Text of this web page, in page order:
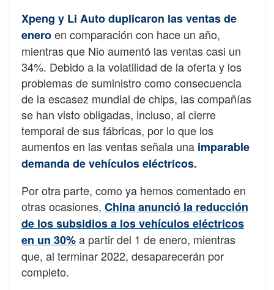
Xpeng y Li Auto duplicaron las ventas de
eneroen comparación con hace un año,
mientras que Nio aumentó las ventas casi un
34%. Debido a la volatilidad de la oferta y los
problemas de suministro como consecuencia
de la escasez mundial de chips, las compañías
se han visto obligadas, incluso, al cierre
temporal de sus fábricas, por lo que los
aumentos en las ventas señala una imparable
demanda de vehículos eléctricos.
Por otra parte, como ya hemos comentado en
otras ocasiones, China anunció la reducción
de los subsidios a los vehículos eléctricos
en un 30%a partir del 1 de enero, mientras
que, al terminar 2022, desaparecerán por
completo.